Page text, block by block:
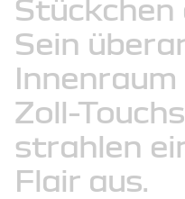
Stückchen
Sein
Innenraum
Zoll-
strahlen
Flair aus.